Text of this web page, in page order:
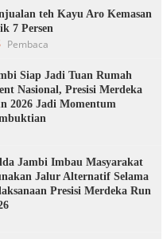
teh Kayu Aro Kemasan
7 Persen
Pembaca
Siap Jadi Tuan Rumah
Nasional, Presisi Merdeka
2026 Jadi Momentum
Jambi Imbau Masyarakat
Jalur Alternatif Selama
Presisi Merdeka Run